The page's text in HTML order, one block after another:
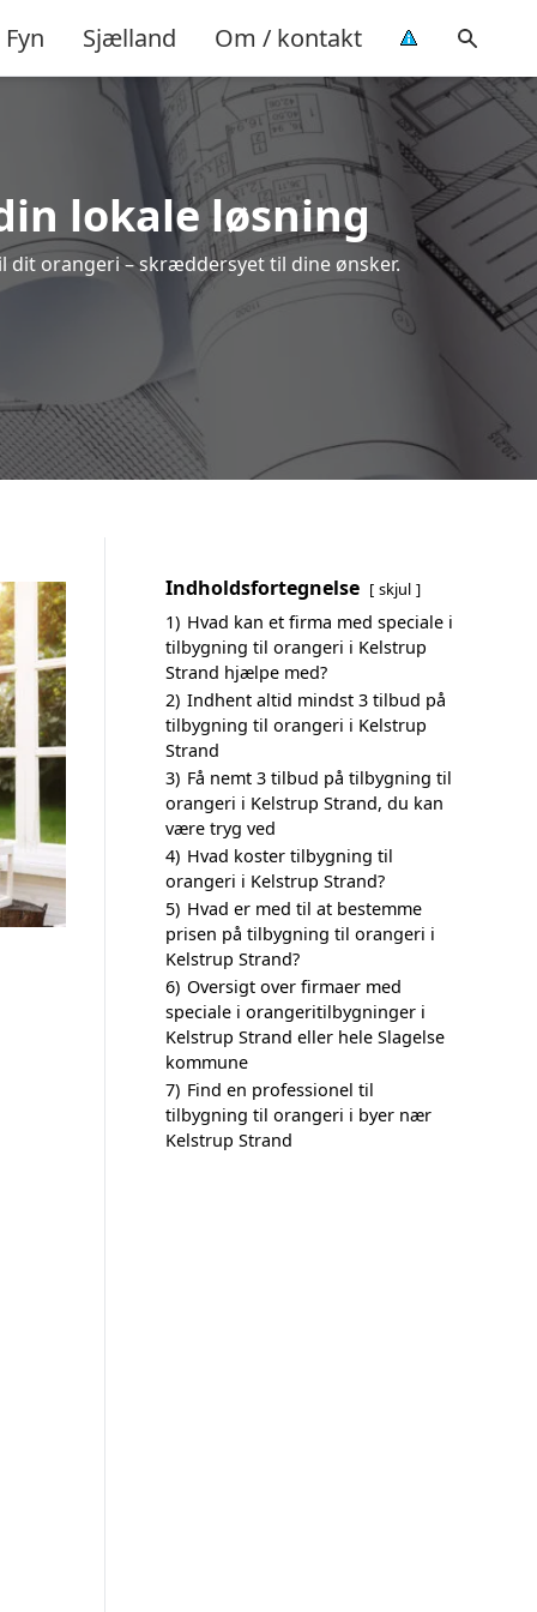
Fyn Sjælland Om / kontakt
lokale løsning
orangeri – skræddersyet til dine ønsker.
Indholdsfortegnelse skjul
1) Hvad kan et firma med speciale i
tilbygning til orangeri i Kelstrup
Strand hjælpe med?
2) Indhent altid mindst 3 tilbud på
tilbygning til orangeri i Kelstrup
Strand
3) Få nemt 3 tilbud på tilbygning til
orangeri i Kelstrup Strand, du kan
være tryg ved
4) Hvad koster tilbygning til
orangeri i Kelstrup Strand?
5) Hvad er med til at bestemme
prisen på tilbygning til orangeri i
Kelstrup Strand?
6) Oversigt over firmaer med
speciale i orangeritilbygninger i
Kelstrup Strand eller hele Slagelse
kommune
7) Find en professionel til
tilbygning til orangeri i byer nær
Kelstrup Strand